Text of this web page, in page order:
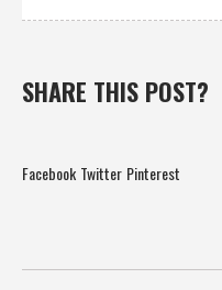
SHARE THIS POST?
Facebook Twitter Pinterest